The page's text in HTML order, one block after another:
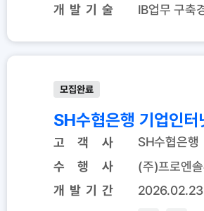
개 발 기 술 IB업무 구
모집완료
SH수협은행 기업인터
고 객 사 SH수협은행
수 행 사
(주)프로엔
개 발 기 간